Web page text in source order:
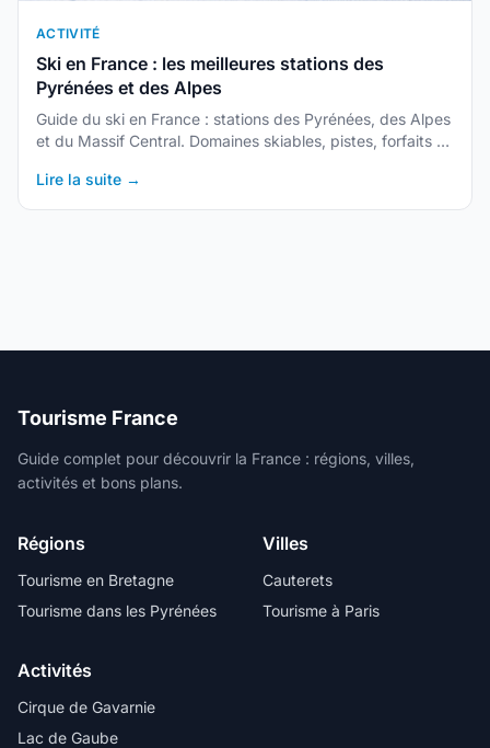
ACTIVITÉ
Ski en France : les meilleures stations des
Pyrénées et des Alpes
Guide du ski en France : stations des Pyrénées, des Alpes
et du Massif Central. Domaines skiables, pistes, forfaits et
Lire la suite →
Tourisme France
Guide complet pour découvrir la France : régions, villes,
activités et bons plans.
Régions
Tourisme en Bretagne
Tourisme dans les Pyrénées
Villes
Cauterets
Tourisme à Paris
Activités
Cirque de Gavarnie
Lac de Gaube